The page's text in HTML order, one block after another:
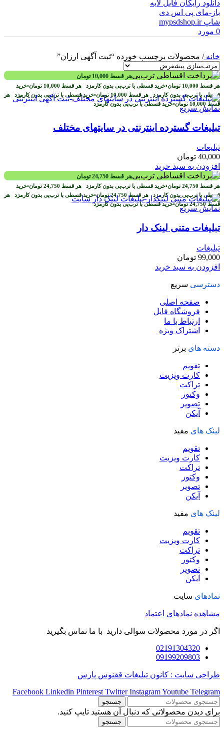
0 مورد
خانه/ محصولات برچسب خورده “ثبت آگهی ارزان”
هر قسط 10,000 تومان
هر قسط 10,000 تومان•خرید قسطی با ترب‌پی بدون کارمزد هر قسط 10,000 تومان•خرید
قسطی با ترب‌پی بدون کارمزد هر قسط 10,000 تومان•خرید قسطی با ترب‌پی بدون کارمزد هر
قسط10,000 تومان•خرید قسطی با ترب‌پی بدون کارمزد نمایش سریع
تبلیغات گسترده اینترنتی در سایتهای مختلف
تبلیغات
40,000 تومان
افزودن به سبد خرید
هر قسط 24,750 تومان
هر قسط 24,750 تومان•خرید قسطی با ترب‌پی بدون کارمزد هر قسط 24,750 تومان•خرید
قسطی با ترب‌پی بدون کارمزد هر قسط 24,750 تومان•خرید قسطی با ترب‌پی بدون کارمزد هر
قسط24,750 تومان•خرید قسطی با ترب‌پی بدون کارمزد نمایش سریع
تبلیغات متنی لینک دار
تبلیغات
99,000 تومان
افزودن به سبد خرید
دسترسی سریع
صفحه اصلی
فروشگاه فایل
ارتباط با ما
اشتراک ویژه
دسته های برتر
تقویم
کارت ویزیت
تراکت
وکتور
تصویر
آیکن
لینک های مفید
تقویم
کارت ویزیت
تراکت
وکتور
تصویر
آیکن
لینک های مفید
تقویم
کارت ویزیت
تراکت
وکتور
تصویر
آیکن
نمادهای سایت
مشاهده نمادهای اعتماد
اگر در مورد محصولات سوالی دارید با ما تماس بگیرید
02191304320
09199209803
طراحی سایت : کانون تبلیغات ققنوس پارس
Facebook Linkedin Pinterest Twitter InstagramYoutube Telegram
جستجو
برای دیدن محصولاتی که دنبال آن هستید تایپ کنید.
جستجو